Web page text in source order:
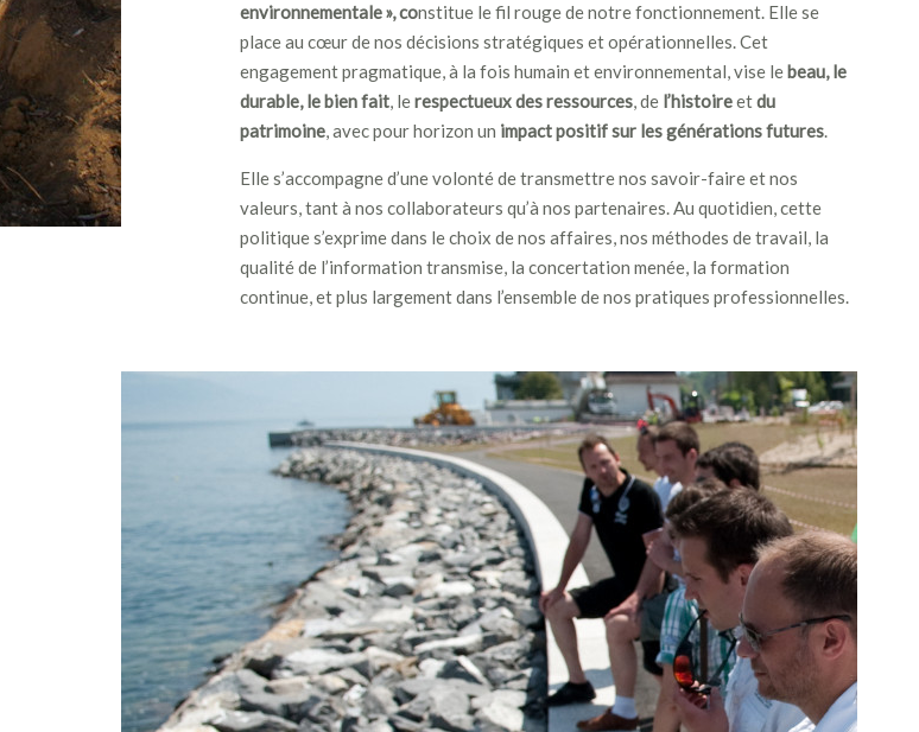
environnementale », constitue le fil rouge de notre fonctionnement. Elle se
place au cœur de nos décisions stratégiques et opérationnelles. Cet
engagement pragmatique, à la fois humain et environnemental, vise lebeau, le
durable, le bien fait, lerespectueux des ressources, de l’histoireetdu
patrimoine, avec pour horizon un impact positif sur les générations futures.
Elle s’accompagne d’une volonté de transmettre nos savoir-faire et nos
valeurs, tant à nos collaborateurs qu’à nos partenaires. Au quotidien, cette
politique s’exprime dans le choix de nos affaires, nos méthodes de travail, la
qualité de l’information transmise, la concertation menée, la formation
continue, et plus largement dans l’ensemble de nos pratiques professionnelles.